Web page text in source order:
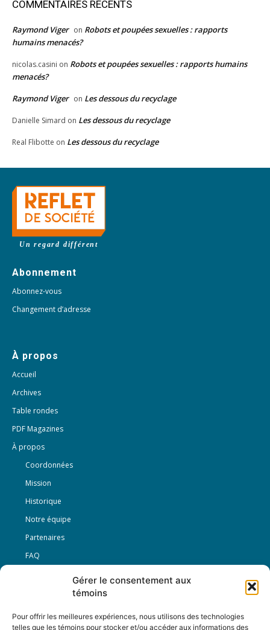
Gérer le consentement aux
témoins
Pour offrir les meilleures expériences, nous utilisons des technologies
telles que les témoins pour stocker et/ou accéder aux informations des
COMMENTAIRES RÉCENTS
Raymond Viger on Robots et poupées sexuelles : rapports
humains menacés?
nicolas.casini on Robots et poupées sexuelles : rapports humains
menacés?
Raymond Viger on Les dessous du recyclage
Danielle Simard on Les dessous du recyclage
Real Flibotte on Les dessous du recyclage
Un regard différent
Abonnement
Abonnez-vous
Changement d’adresse
À propos
Accueil
Archives
Table rondes
PDF Magazines
À propos
Coordonnées
Mission
Historique
Notre équipe
Partenaires
FAQ
Conditions générales